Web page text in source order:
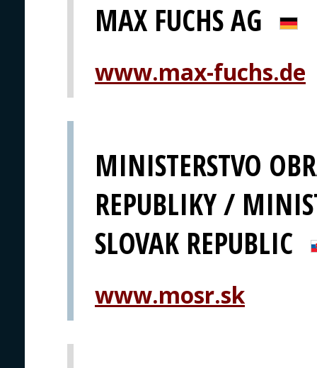
MAX FUCHS AG
www.max-fuchs.de
MINISTERSTVO
REPUBLIKY /
SLOVAK REPUBLIC
www.mosr.sk